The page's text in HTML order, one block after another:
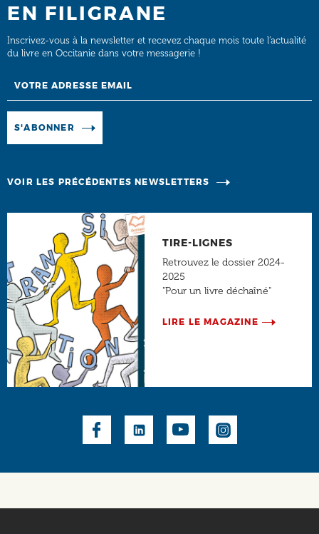
EN FILIGRANE
Inscrivez-vous à la newsletter et recevez chaque mois toute l’actualité
du livre en Occitanie dans votre messagerie !
S'ABONNER
VOIR LES PRÉCÉDENTES NEWSLETTERS
TIRE-LIGNES
Retrouvez le dossier 2024-
2025
"Pour un livre déchaîné"
LIRE LE MAGAZINE